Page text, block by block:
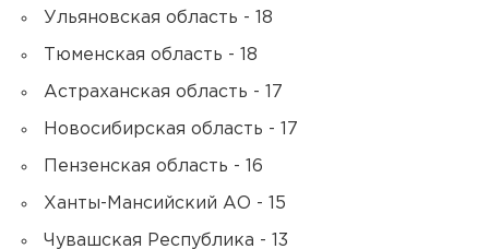
Ульяновская область - 18
Тюменская область - 18
Астраханская область - 17
Новосибирская область - 17
Пензенская область - 16
Ханты-Мансийский АО - 15
Чувашская Республика - 13